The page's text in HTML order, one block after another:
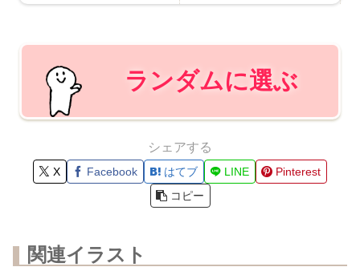
ランダムに選ぶ
シェアする
X Facebook はてブ LINE
Pinterest
コピー
関連イラスト